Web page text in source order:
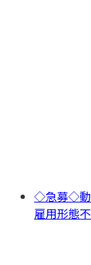
◇急募◇動
雇用形態